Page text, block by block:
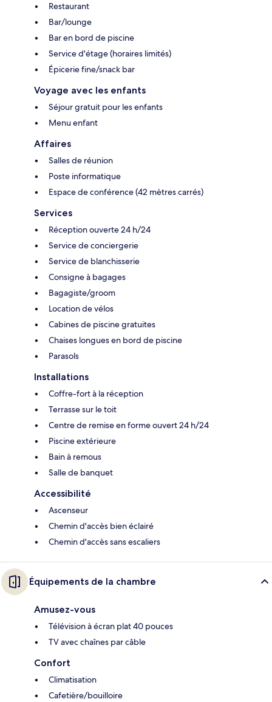
Restaurant
Bar/lounge
Bar en bord de piscine
Service d'étage (horaires limités)
Épicerie fine/snack bar
Voyage avec les enfants
Séjour gratuit pour les enfants
Menu enfant
Affaires
Salles de réunion
Poste informatique
Espace de conférence (42 mètres carrés)
Services
Réception ouverte 24 h/24
Service de conciergerie
Service de blanchisserie
Consigne à bagages
Bagagiste/groom
Location de vélos
Cabines de piscine gratuites
Chaises longues en bord de piscine
Parasols
Installations
Coffre-fort à la réception
Terrasse sur le toit
Centre de remise en forme ouvert 24 h/24
Piscine extérieure
Bain à remous
Salle de banquet
Accessibilité
Ascenseur
Chemin d'accès bien éclairé
Chemin d'accès sans escaliers
Équipements de la chambre
Amusez-vous
Télévision à écran plat 40 pouces
TV avec chaînes par câble
Confort
Climatisation
Cafetière/bouilloire